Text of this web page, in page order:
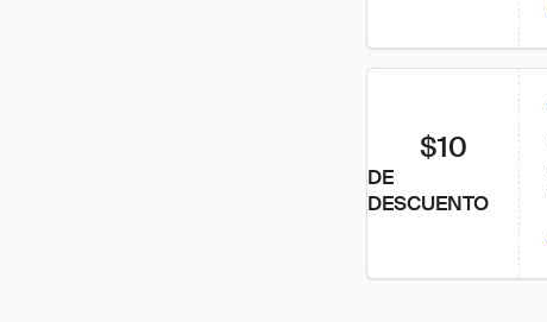
$10
DE
DESCUENTO